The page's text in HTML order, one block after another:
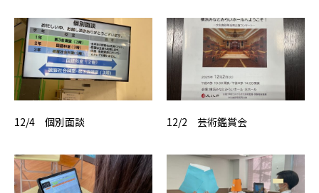
12/4 個別面談 12/2 芸術鑑賞会